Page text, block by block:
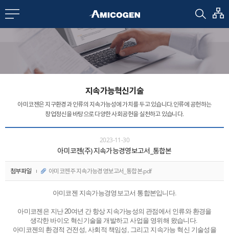
us
지속가능혁신기술
아미코젠은 지구환경과 인류의 지속가능성에 가치를 두고 있습니다.인류에 공헌하는
창업정신을 바탕으로 다양한 사회공헌을 실천하고 있습니다.
2023-11-30
아미코젠(주) 지속가능경영보고서_통합본
첨부파일 아미코젠주 지속가능경영보고서_통합본.pdf
아미코젠 지속가능경영보고서 통합본입니다.
아미코젠은 지난 20여년 간 항상 지속가능성의 관점에서 인류와 환경을
생각한 바이오 혁신기술을 개발하고 사업을 영위해 왔습니다.
아미코젠의 환경적 건전성, 사회적 책임성, 그리고 지속가능 혁신 기술성을